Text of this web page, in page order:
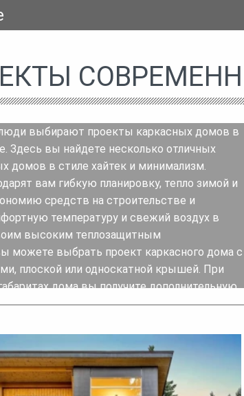
выбирают проекты каркасных домов в
Здесь вы найдете несколько отличных
домов в стиле хайтек и минимализм.
вам гибкую планировку, тепло зимой и
средств на строительстве и
температуру и свежий воздух в
высоким теплозащитным
можете выбрать проект каркасного дома с
плоской или односкатной крышей. При
дома вы получите дополнительную
комнаты. Легкая конструкция каркасных
помещений: кладовой, спортзала,
или мастерской. Проекты каркасных
популярными на всех пяти континентах
индивидуальных жилых домов.